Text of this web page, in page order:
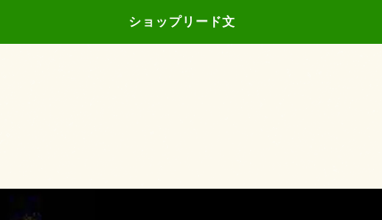
ショップリード文